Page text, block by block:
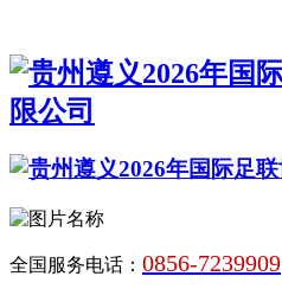
全国服务电话： 0856-7239909